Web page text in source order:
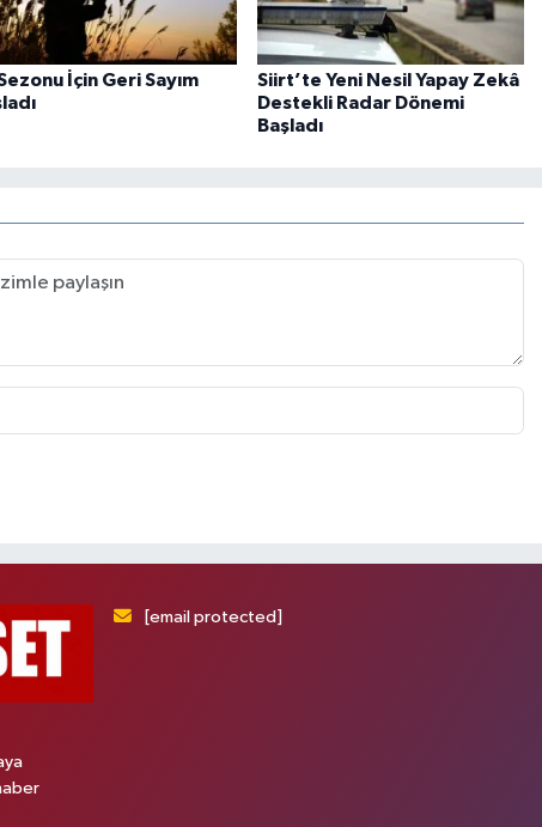
İçin Geri Sayım
Siirt’te Yeni Nesil Yapay Zekâ
Destekli Radar Dönemi
Başladı
[email protected]